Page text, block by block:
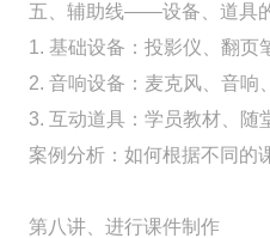
五、辅助线——设备、道具
1. 基础设备：投影仪、翻页
2. 音响设备：麦克风、音响
3. 互动道具：学员教材、随
案例分析：如何根据不同的
第八讲、进行课件制作